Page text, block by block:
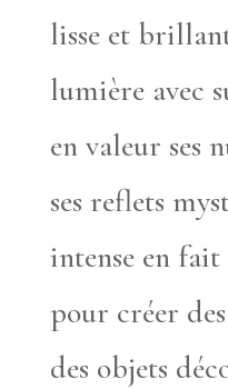
lisse et
lumière avec
en valeur ses
ses reflets
intense en
pour créer
des objets